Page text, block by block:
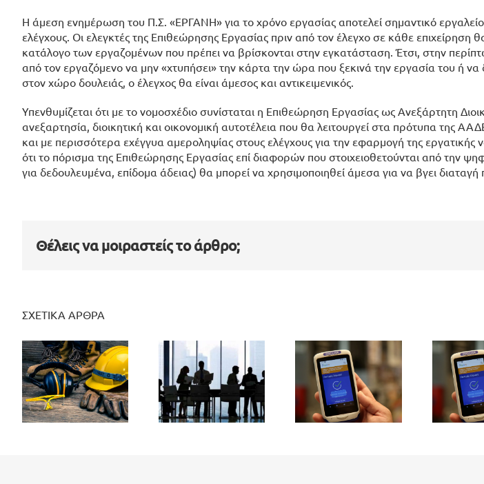
Η άμεση ενημέρωση του Π.Σ. «ΕΡΓΑΝΗ» για το χρόνο εργασίας αποτελεί σημαντικό
ελέγχους. Οι ελεγκτές της Επιθεώρησης Εργασίας πριν από τον έλεγχο σε κάθε επιχείρηση
κατάλογο των εργαζομένων που πρέπει να βρίσκονται στην εγκατάσταση. Έτσι, στην
από τον εργαζόμενο να μην «χτυπήσει» την κάρτα την ώρα που ξεκινά την εργασία του ή
στον χώρο δουλειάς, ο έλεγχος θα είναι άμεσος και αντικειμενικός.
Υπενθυμίζεται ότι με το νομοσχέδιο συνίσταται η Επιθεώρηση Εργασίας ως Ανεξάρτητη
ανεξαρτησία, διοικητική και οικονομική αυτοτέλεια που θα λειτουργεί στα πρότυπα της
και με περισσότερα εχέγγυα αμεροληψίας στους ελέγχους για την εφαρμογή της εργατικής
ότι το πόρισμα της Επιθεώρησης Εργασίας επί διαφορών που στοιχειοθετούνται από την
για δεδουλευμένα, επίδομα άδειας) θα μπορεί να χρησιμοποιηθεί άμεσα για να βγει
Θέλεις να μοιραστείς το άρθρο;
ΣΧΕΤΙΚΑ ΑΡΘΡΑ